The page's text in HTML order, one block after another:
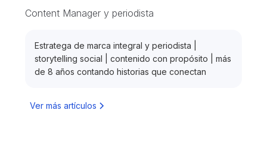
Content Manager y periodista
Estratega de marca integral y periodista |
storytelling social | contenido con propósito | más
de 8 años contando historias que conectan
Ver más artículos